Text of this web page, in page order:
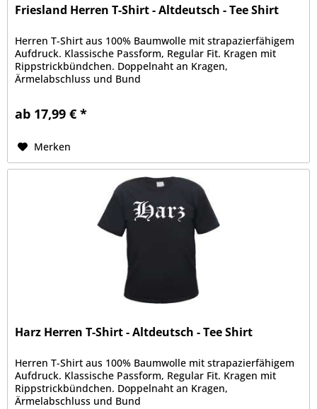
Friesland Herren T-Shirt - Altdeutsch - Tee Shirt
Herren T-Shirt aus 100% Baumwolle mit strapazierfähigem
Aufdruck. Klassische Passform, Regular Fit. Kragen mit
Rippstrickbündchen. Doppelnaht an Kragen,
Ärmelabschluss und Bund
ab 17,99 € *
Merken
Harz Herren T-Shirt - Altdeutsch - Tee Shirt
Herren T-Shirt aus 100% Baumwolle mit strapazierfähigem
Aufdruck. Klassische Passform, Regular Fit. Kragen mit
Rippstrickbündchen. Doppelnaht an Kragen,
Ärmelabschluss und Bund